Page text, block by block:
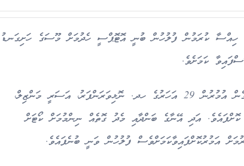
ހިއްސާ ކުރަމުން ފުލުހުން ބުނީ އޮޓޮޕްސީ ހެދުމަށް މޫސަގެ ހަށިގަނޑު
ފާހަގަކޮށްލެވޭ ގޮތުގައި މި މައްސަލައާއި ގުޅިގެން އުމުރުން 29 އަހަރުގެ ހދ. ނޮޅިވަރަންފަރު، އަސަރީ މަންޒިލް،
އަދި އޭނާގެ ބަންދާއި މެދު ގޮތެއް ނިންމުމަށް ކޯޓަށް
އަމުރުކޮށްފައިވާކަމަށްވެސް ފުލުހުން ވަނީ ބުނެފައެވެ.